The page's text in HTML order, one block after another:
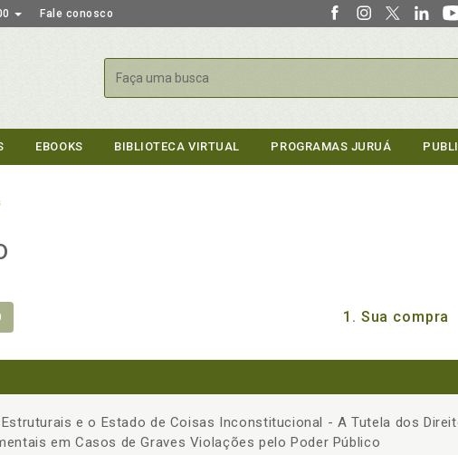
Fale conosco
Buscar
EBOOKS BIBLIOTECA VIRTUAL PROGRAMAS JURUÁ
1. Sua compra
e o Estado de Coisas Inconstitucional - A Tutela dos
em Casos de Graves Violações pelo Poder Público
- +